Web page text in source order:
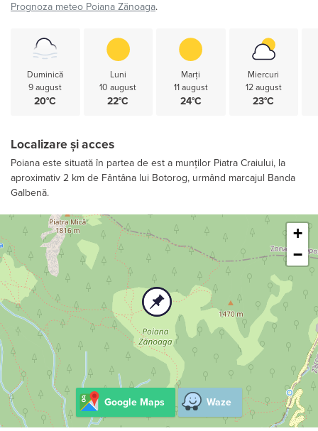
Prognoza meteo Poiana Zănoaga.
Duminică
9 august
20°C
Luni
10 august
22°C
Marți
11 august
24°C
Miercuri
12 august
23°C
Localizare și acces
Poiana este situată în partea de est a munților Piatra Craiului, la
aproximativ 2 km de Fântâna lui Botorog, urmând marcajul Banda
Galbenă.
+
−
Google Maps Waze